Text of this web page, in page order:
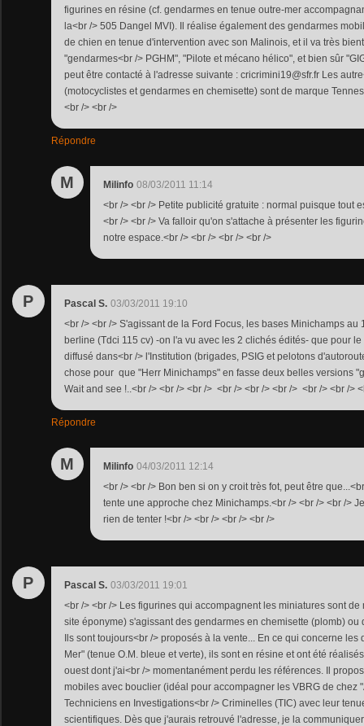
figurines en résine (cf. gendarmes en tenue outre-mer
la<br /> 505 Dangel MVI). Il réalise également des gendarmes
de chien en tenue d'intervention avec son Malinois, et il va très
"gendarmes<br /> PGHM", "Pilote et mécano hélico", et bien sûr
peut être contacté à l'adresse suivante : cricrimini19@sfr.fr Les
(motocyclistes et gendarmes en chemisette) sont de marque
<br /> <br />
Répondre
M Milinfo 08/03/2011 11:14
<br /> <br /> Petite publicité gratuite : normal puisque tout
<br /> <br /> Va falloir qu'on s'attache à présenter les
notre espace.<br /> <br /> <br /> <br />
P Pascal S. 03/03/2011 19:10
<br /> <br /> S'agissant de la Ford Focus, les bases Minichamps au
berline (Tdci 115 cv) -on l'a vu avec les 2 clichés édités- que pour
diffusé dans<br /> l'Institution (brigades, PSIG et pelotons
chose pour que "Herr Minichamps" en fasse deux belles versions
Wait and see !..<br /> <br /> <br /> <br /> <br /> <br /> <br /> <br />
Répondre
M Milinfo 04/03/2011 12:14
<br /> <br /> Bon ben si on y croit très fot, peut être
tente une approche chez Minichamps.<br /> <br /> <br />
rien de tenter !<br /> <br /> <br /> <br />
P Pascal S. 03/03/2011 19:01
<br /> <br /> Les figurines qui accompagnent les miniatures sont de
site éponyme) s'agissant des gendarmes en chemisette (plomb) ou
Ils sont toujours<br /> proposés à la vente... En ce qui concerne les
Mer" (tenue O.M. bleue et verte), ils sont en résine et ont été
ouest dont j'ai<br /> momentanément perdu les références. Il
mobiles avec bouclier (idéal pour accompagner les VBRG de chez
Techniciens en Investigations<br /> Criminelles (TIC) avec leur
scientifiques. Dès que j'aurais retrouvé l'adresse, je la